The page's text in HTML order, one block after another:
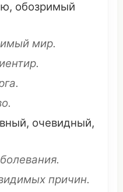
, обозримый
мир.
.
.
.
, очевидный,
.
причин.